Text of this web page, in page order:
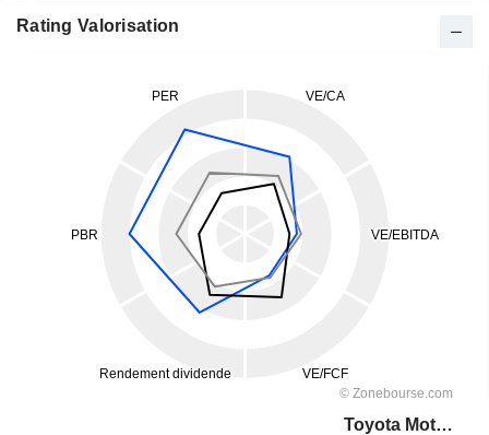
Rating Valorisation
Toyota Motor Corporation